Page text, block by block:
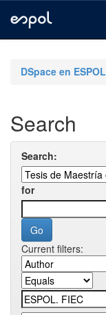
navigationDSpace en ESPOL
Search
Search:
for
Current filters: